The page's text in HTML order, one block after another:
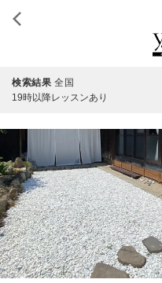
検索結果 全国
19時以降レッスンあり